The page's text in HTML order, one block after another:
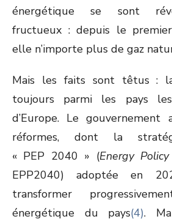
énergétique se sont
fructueux : depuis le
elle n’importe plus de gaz
Mais les faits sont têtus :
toujours parmi les pays
d’Europe. Le gouvernement
réformes, dont la
« PEP 2040 » (Energy
EPP2040) adoptée en
transformer
énergétique du pays(4).